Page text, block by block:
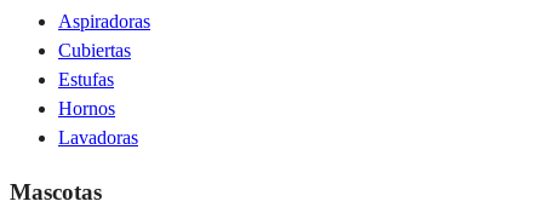
Aspiradoras
Cubiertas
Estufas
Hornos
Lavadoras
Mascotas